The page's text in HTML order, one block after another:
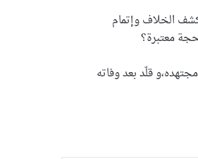
الخلاف وإتمام
معتبرة؟
قلّد بعد وفاته